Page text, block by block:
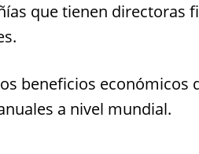
que tienen directoras
beneficios económicos
a nivel mundial.